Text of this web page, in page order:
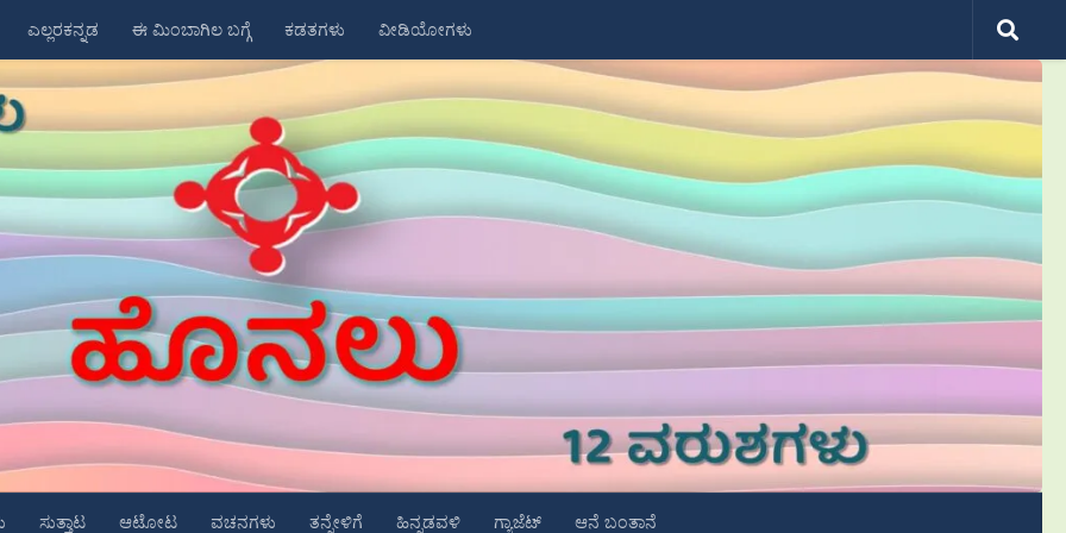
ಎಲ್ಲರಕನ್ನಡ ಈ ಮಿಂಬಾಗಿಲ ಬಗ್ಗೆ ಕಡತಗಳು ವೀಡಿಯೋಗಳು
ಸುತ್ತಾಟ ಆಟೋಟ ವಚನಗಳು ತನ್ನೇಳಿಗೆ ಹಿನ್ನಡವಳಿ ಗ್ಯಾಜೆಟ್ ಆನೆ ಬಂತಾನೆ